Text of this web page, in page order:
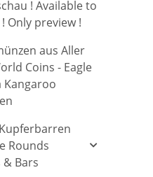
! Available to
Only preview !
aus Aller
Coins - Eagle
Kangaroo
Rounds
Bars